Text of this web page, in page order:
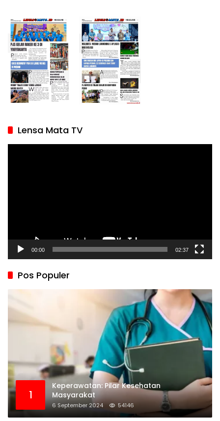
Lensa Mata TV
00:00 02:37
Pos Populer
1
Keperawatan: Pilar Kesehatan
Masyarakat
6 September 2024 54146